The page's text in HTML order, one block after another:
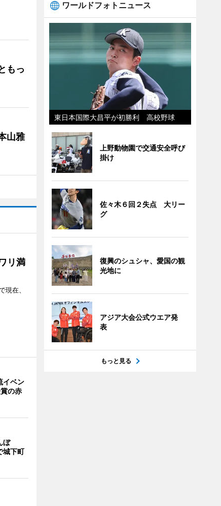
もっ
山雅
リ満
現在、
イベン
の赤
ぼ
城下町
ワールドフォトニュース
東日本国際大昌平が初勝利 高校野球
上野動物園で交通安全呼び
掛け
佐々木６回２失点 大リー
グ
復興のシュシャ、愛国の観
光地に
アジア大会公式ウエア発
表
もっと見る